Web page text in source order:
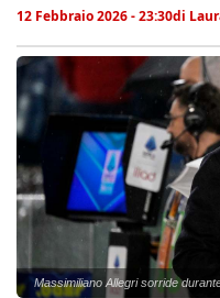
12 Febbraio 2026 - 23:30di
Massimiliano Allegri sorride